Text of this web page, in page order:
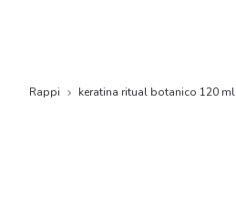
Rappi keratina ritual botanico 120 ml